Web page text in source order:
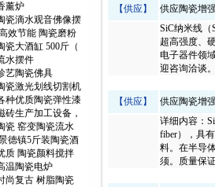
薰炉
瓷滴水观音佛像摆
效节能 陶瓷磨粉
瓷大酒缸 500斤（
水摆件
艺陶瓷佛具
瓷激光划线切割机
种优质陶瓷弹性漆
砖生产加工设备，
瓷 窑变陶瓷流水
德镇5斤装陶瓷酒
质 陶瓷颜料搅拌
温陶瓷电炉
尚复古 树脂陶瓷
【供应】
供应陶瓷增
SiC纳米线（
超高强度、
电子器件领
迎咨询洽谈
【供应】
供应陶瓷增
详细内容：
fiber），具
料。在半导
须。质量保